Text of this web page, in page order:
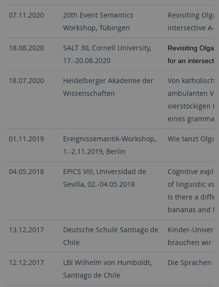
07.11.2020
20th Event Semantics
Workshop, Tübingen
Revisiting
intersective A-
18.08.2020
SALT 30, Cornell University,
17.-20.08.2020
Revisiting Olga,
for an
18.07.2020
Heidelberger Akademie der
Wissenschaften
Von
ambulanten
vierstöckigen
eines
01.11.2019
Ereignissemantik-Workshop,
1.-2.11.2019, Berlin
Wie tanzt
04.05.2018
EPICS VIII, Universidad de
Sevilla, 02.-04.05.2018
Cognitive
of linguistic
Is there a
bananas and
13.12.2017
Deutsche Schule Santiago de
Chile
Kinder-
brauchen wir
12.12.2017
LBI Wilhelm von Humboldt,
Santiago de Chile
Die Sprachen